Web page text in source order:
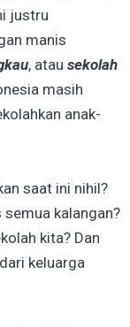
justru
manis
, atau sekolah
masih
anak-
saat ini nihil?
semua kalangan?
kita? Dan
keluarga